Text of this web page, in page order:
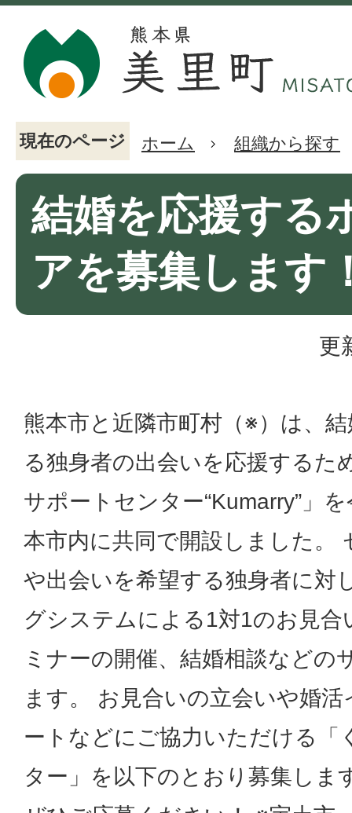
現在のページ ホーム 組織から探す
結婚を応援する
アを募集します
更
熊本市と近隣市町村（※）は、
る独身者の出会いを応援するた
サポートセンター“Kumarry”」
本市内に共同で開設しました。
や出会いを希望する独身者に対
グシステムによる1対1のお見
ミナーの開催、結婚相談などの
ます。 お見合いの立会いや婚
ートなどにご協力いただける「
ター」を以下のとおり募集しま